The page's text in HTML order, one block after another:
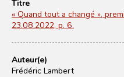
Titre
« Quand tout a changé »,
23.08.2022, p. 6.
Auteur(e)
Frédéric Lambert